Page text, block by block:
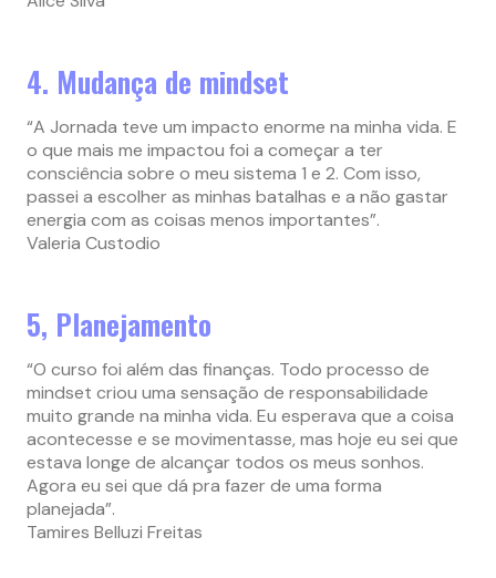
4. Mudança de mindset
“A Jornada teve um impacto enorme na minha vida. E
o que mais me impactou foi a começar a ter
consciência sobre o meu sistema 1 e 2. Com isso,
passei a escolher as minhas batalhas e a não gastar
energia com as coisas menos importantes”.
Valeria Custodio
5, Planejamento
“O curso foi além das finanças. Todo processo de
mindset criou uma sensação de responsabilidade
muito grande na minha vida. Eu esperava que a coisa
acontecesse e se movimentasse, mas hoje eu sei que
estava longe de alcançar todos os meus sonhos.
Agora eu sei que dá pra fazer de uma forma
planejada”.
Tamires Belluzi Freitas